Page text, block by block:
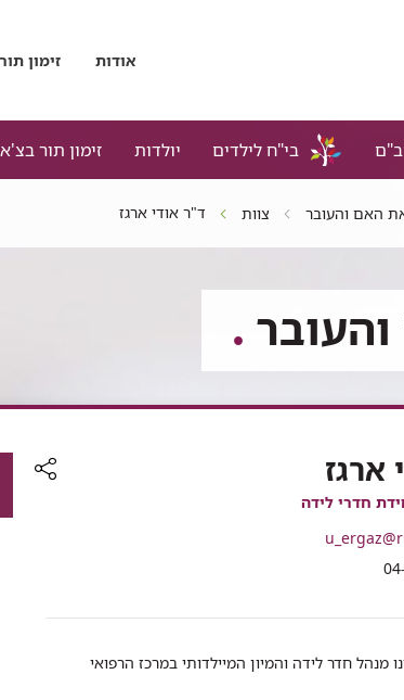
אודות זימון
בי"ח לילדים יולדות זימון תור
האם והעובר צוות ד"ר אודי ארגז
ארגז
חדרי לידה
מנהל חדר לידה והמיון המיילדותי במרכז הרפואי